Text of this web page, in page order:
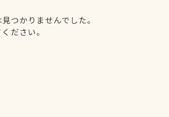
つかりませんでした。
ださい。